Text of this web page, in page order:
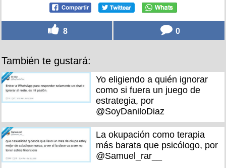
8 0
También te gustará:
Yo eligiendo a quién ignorar
como si fuera un juego de
estrategia, por
@SoyDaniloDiaz
La okupación como terapia
más barata que psicólogo, por
@Samuel_rar__